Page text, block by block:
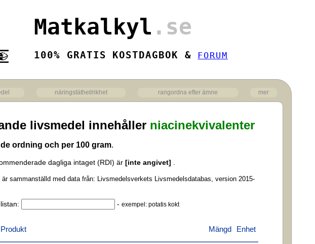
Matkalkyl .se
100% GRATIS KOSTDAGBOK & FORUM
näringstäthet/rikhet rangordna efter ämne mer
livsmedel innehåller niacinekvivalenter
ordning och per 100 gram.
dagliga intaget (RDI) är [inte angivet]
är sammanställd med data från: Livsmedelsverkets Livsmedelsdatabas, version 2015-
- exempel: potatis kokt
Produkt Mängd Enhet